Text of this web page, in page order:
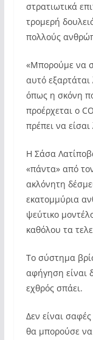
στρατιωτικά
τρομερή
πολλούς
«Μπορούμε να
αυτό
όπως η σκόνη
προέρχεται ο
πρέπει να είσαι
Η Σάσα
«πάντα» από
ακλόνητη
εκατομμύρια
ψεύτικο
καθόλου τα
Το σύστημα
αφήγηση είναι
εχθρός σπάει.
Δεν είναι
θα μπορούσε